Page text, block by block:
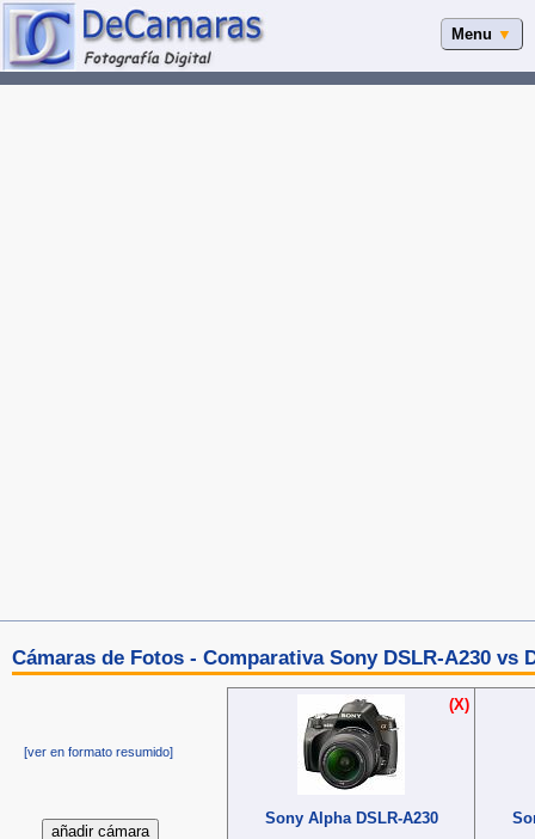
Menu ▼
Cámaras de Fotos - Comparativa Sony DSLR-A230 vs
[ver en formato resumido]
(X)
Sony Alpha DSLR‑A230